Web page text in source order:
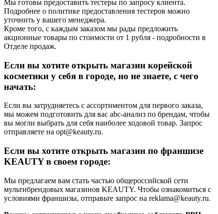
Мы готовы предоставить тестеры по запросу клиента.
Подробнее о политике предоставления тестеров можно
уточнить у вашего менеджера.
Кроме того, с каждым заказом мы рады предложить
акционные товары по стоимости от 1 рубля - подробности в
Отделе продаж.
Если вы хотите открыть магазин корейской
косметики у себя в городе, но не знаете, с чего
начать:
Если вы затрудняетесь с ассортиментом для первого заказа,
мы можем подготовить для вас abc-анализ по брендам, чтобы
вы могли выбрать для себя наиболее ходовой товар. Запрос
отправляете на opt@keauty.ru.
Если вы хотите открыть магазин по франшизе
KEAUTY в своем городе:
Мы предлагаем вам стать частью общероссийской сети
мультибрендовых магазинов KEAUTY. Чтобы ознакомиться с
условиями франшизы, отправьте запрос на reklama@keauty.ru.